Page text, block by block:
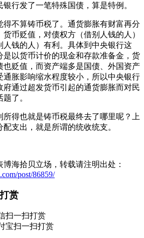
行发了一笔特殊国债，算是特例。
得不算铸币税了。通货膨胀有财富再分
币贬值，对债权方（借别人钱的人）
人钱的人）有利。具体到中央银行这
是以货币计价的现金和存款准备金，货
也贬值，而资产端多是国债、外国资产
通胀影响缩水程度较小，所以中央银行
府通过超发货币引起的通货膨胀而对民
了。
得也就是铸币税最终去了哪里呢？上
支出，就是所谓的统收统支。
海拾贝立场，转载请注明出处：
post/86859/
赏
扫一扫打赏
宝扫一扫打赏